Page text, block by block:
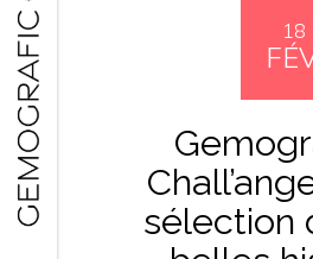
18
sélection